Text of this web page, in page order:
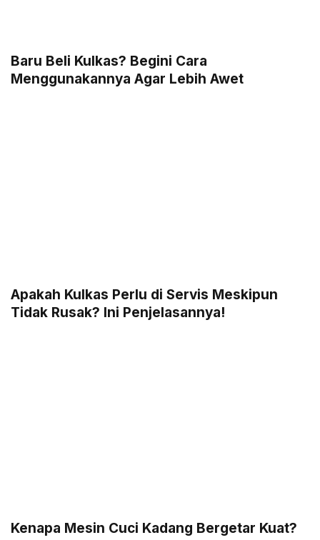
Baru Beli Kulkas? Begini Cara
Menggunakannya Agar Lebih Awet
Apakah Kulkas Perlu di Servis Meskipun
Tidak Rusak? Ini Penjelasannya!
Kenapa Mesin Cuci Kadang Bergetar Kuat?